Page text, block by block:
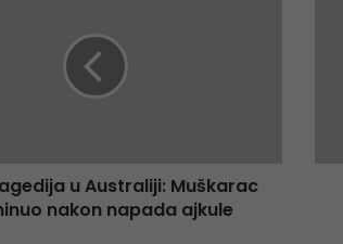
u Australiji: Muškarac
nakon napada ajkule